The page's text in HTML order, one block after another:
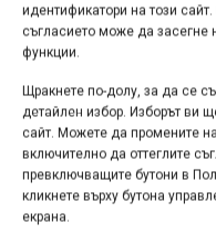
идентификатори на този
съгласието може да засегне
функции.
Щракнете по-долу, за да се
детайлен избор. Изборът ви
сайт. Можете да промените
включително да оттеглите
превключващите бутони в
кликнете върху бутона
екрана.